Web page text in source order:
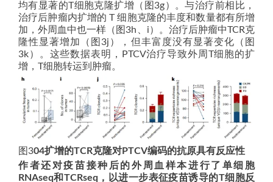
均有显著的T细胞克隆扩增（图3g）。与治疗前相比，
治疗后肿瘤内扩增的 T 细胞克隆的丰度和数量都有所增
加，外周血中也一样（图3h、i）。治疗后肿瘤中TCR克
隆性显著增加（图3j），但丰富度没有显著变化（图
3k）。这些数据表明，PTCV治疗导致外周T细胞的扩
增，T细胞转运到肿瘤。
图304扩增的TCR克隆对PTCV编码的抗原具有反应性
作者还对疫苗接种后的外周血样本进行了单细胞
RNAseq和TCRseq，以进一步表征疫苗诱导的T细胞反